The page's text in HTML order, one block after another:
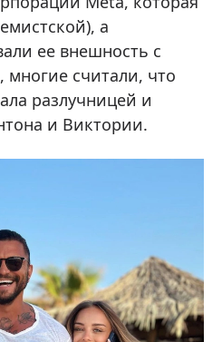
а
ее внешность с
многие считали, что
разлучницей и
и Виктории.